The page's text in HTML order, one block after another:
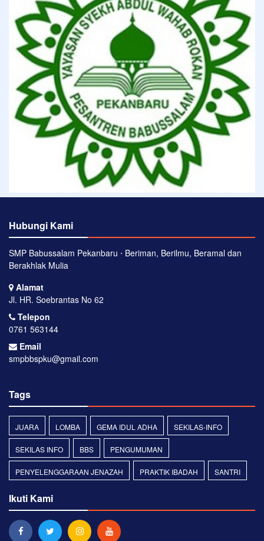
Hubungi Kami
SMP Babussalam Pekanbaru ⋅ Beriman, Berilmu, Beramal dan
Berakhlak Mulia
Alamat
Jl. HR. Soebrantas No 62
Telepon
0761 563144
Email
smpbbspku@gmail.com
Tags
JUARA LOMBA GEMA IDUL ADHA SEKILAS-INFO
SEKILAS INFO BBS PENGUMUMAN
PENYELENGGARAAN JENAZAH PRAKTIK IBADAH SANTRI
Ikuti Kami